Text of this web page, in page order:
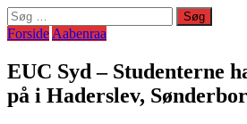
Søg
efter:
Forside Aabenraa
EUC Syd – Studenterne
på i Haderslev,